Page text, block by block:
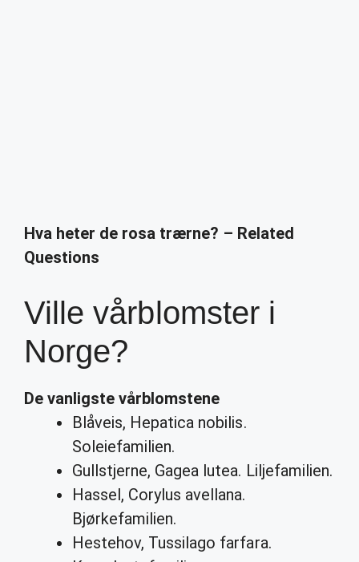
Hva heter de rosa trærne? – Related
Questions
Ville vårblomster i
Norge?
De vanligstevårblomstene
Blåveis, Hepatica nobilis.
Soleiefamilien.
Gullstjerne, Gagea lutea. Liljefamilien.
Hassel, Corylus avellana.
Bjørkefamilien.
Hestehov, Tussilago farfara.